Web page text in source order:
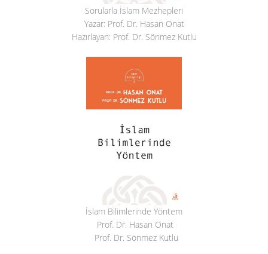
Sorularla İslam Mezhepleri
Yazar: Prof. Dr. Hasan Onat
Hazırlayan: Prof. Dr. Sönmez Kutlu
İslam Bilimlerinde Yöntem
Prof. Dr. Hasan Onat
Prof. Dr. Sönmez Kutlu